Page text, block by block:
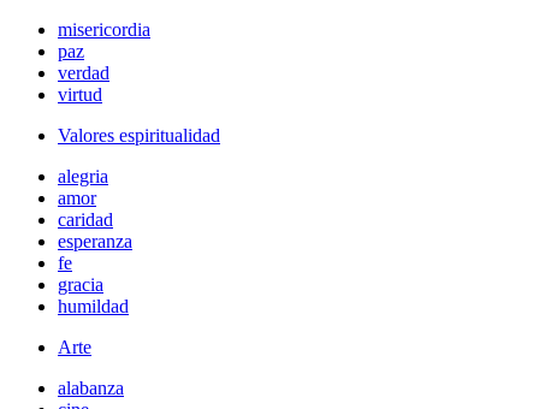
misericordia
paz
verdad
virtud
Valores espiritualidad
alegria
amor
caridad
esperanza
fe
gracia
humildad
Arte
alabanza